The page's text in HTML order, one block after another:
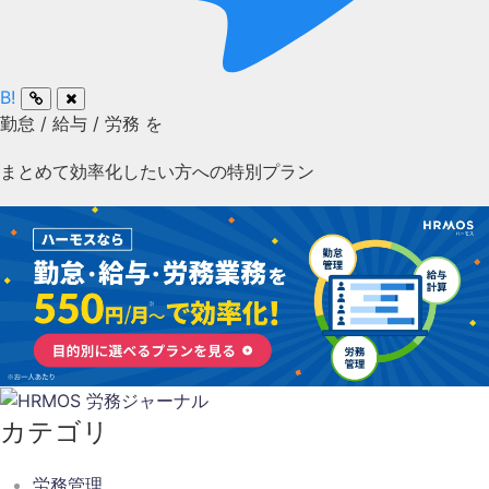
B!
勤怠 / 給与 / 労務 を
まとめて効率化したい方への特別プラン
カテゴリ